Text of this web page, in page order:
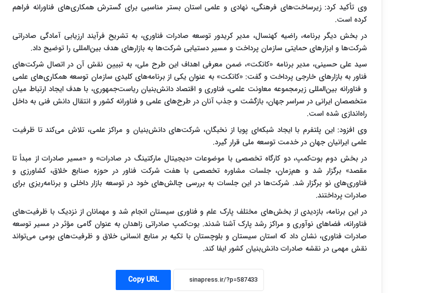
وی تأکید کرد: زیرساخت‌های فرهنگی، نهادی و علمی استان بستر مناسبی برای گسترش همکاری‌های فناورانه فراهم
کرده است.
در بخش دیگر برنامه، راضیه کهنسال، مدیر کریدور توسعه صادرات فناوری، به تشریح فرآیند ارزیابی آمادگی صادراتی
شرکت‌ها و ابزارهای حمایتی سازمان پرداخت و مسیر دستیابی شرکت‌ها به بازارهای هدف بین‌المللی را توضیح داد.
سید علی حسینی، مدیر برنامه «کانکت»، ضمن معرفی اهداف این طرح ملی، به تبیین نقش آن در اتصال شرکت‌های
فناور به بازارهای خارجی پرداخت و گفت: «کانکت» به عنوان یکی از برنامه‌های کلیدی سازمان توسعه همکاری‌های علمی
و فناورانه بین‌المللی زیرمجموعه معاونت علمی، فناوری و اقتصاد دانش‌بنیان ریاست‌جمهوری، با هدف ایجاد ارتباط میان
متخصصان ایرانی در سراسر جهان، بازگشت و جذب آنان در طرح‌های علمی و فناورانه کشور و انتقال دانش فنی به داخل
راه‌اندازی شده است.
وی افزود: این پلتفرم با ایجاد شبکه‌ای پویا از نخبگان، شرکت‌های دانش‌بنیان و مراکز علمی، تلاش می‌کند تا ظرفیت
علمی ایرانیان جهان در خدمت توسعه ملی قرار گیرد.
در بخش دوم بوت‌کمپ، دو کارگاه تخصصی با موضوعات «دیجیتال مارکتینگ در صادرات» و «مسیر صادرات از مبدأ تا
مقصد» برگزار شد و هم‌زمان، جلسات مشاوره تخصصی با هفت شرکت فناور در حوزه صنایع خلاق، کشاورزی و
فناوری‌های نو برگزار شد. شرکت‌ها در این جلسات به بررسی چالش‌های خود در توسعه بازار داخلی و برنامه‌ریزی برای
صادرات پرداختند.
در این برنامه، بازدیدی از بخش‌های مختلف پارک علم و فناوری سیستان انجام شد و مهمانان از نزدیک با ظرفیت‌های
فناورانه، فضاهای نوآوری و مراکز رشد پارک آشنا شدند. بوت‌کمپ صادراتی زاهدان به عنوان گامی مؤثر در مسیر توسعه
صادرات فناوری، نشان داد که استان سیستان و بلوچستان با تکیه بر منابع انسانی خلاق و ظرفیت‌های بومی می‌تواند
نقش مهمی در نقشه صادرات دانش‌بنیان کشور ایفا کند.
Copy URL